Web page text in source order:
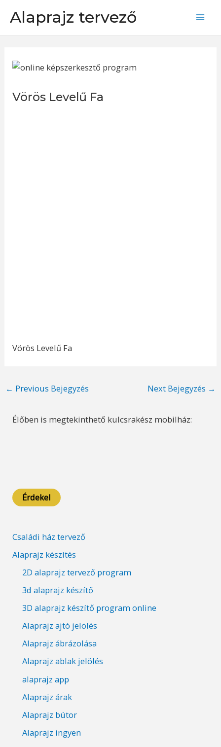
Alaprajz tervező
Vörös Levelű Fa
Vörös Levelű Fa
Post
← Previous Bejegyzés Next Bejegyzés →
Élőben is megtekinthető kulcsrakész mobilház:
Érdekel
Családi ház tervező
Alaprajz készítés
2D alaprajz tervező program
3d alaprajz készítő
3D alaprajz készítő program online
Alaprajz ajtó jelölés
Alaprajz ábrázolása
Alaprajz ablak jelölés
alaprajz app
Alaprajz árak
Alaprajz bútor
Alaprajz ingyen